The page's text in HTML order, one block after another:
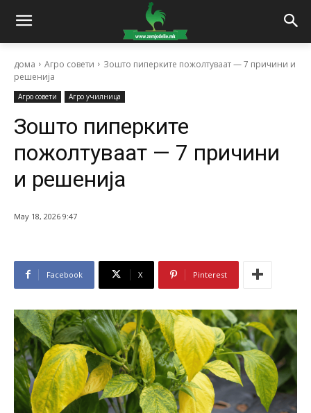
дома Агро совети
Зошто пиперките пожолтуваат — 7 причини и
решенија
Агро совети Агро училница
Зошто пиперките
пожолтуваат — 7 причини
и решенија
May 18, 2026 9:47
Facebook X Pinterest